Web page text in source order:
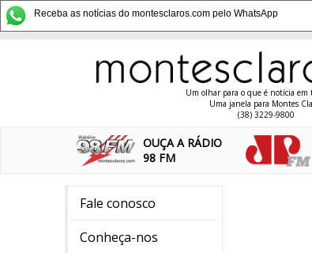
Receba as notícias do montesclaros.com pelo WhatsApp
Um olhar para o que é notícia em
Uma janela para Montes
(38) 3229-9800
OUÇA A RÁDIO
98 FM
Fale conosco
Conheça-nos